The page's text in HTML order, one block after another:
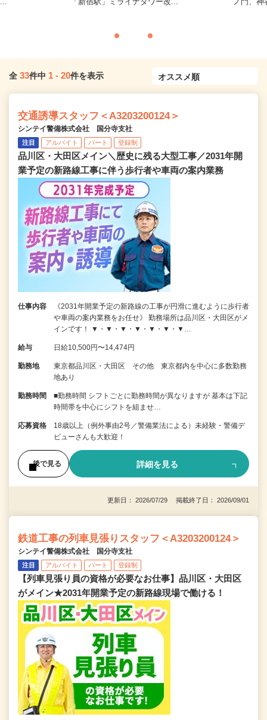
全 33件中 1 - 20件を表示
交通誘導スタッフ＜A3203200124＞
シンテイ警備株式会社 国分寺支社
注目 アルバイト パート 登録制
品川区・大田区メイン＼歴史に残る大型工事／2031年開
業予定の新路線工事に伴う歩行者や車両の案内業務
仕事内容
《2031年開業予定の新路線の工事が円滑に進むように歩行者
や車両の案内業務をお任せ》 勤務場所は品川区・大田区がメ
インです！ ▼・▼・▼・▼・▼・▼・▼…
給与 日給10,500円〜14,474円
勤務地
東京都品川区・大田区 その他 東京都内を中心に多数勤務
地あり
勤務時間
■勤務時間 シフトごとに勤務時間が異なりますが 基本は下記
時間帯を中心にシフトを組ませ…
応募資格
18歳以上（例外事由2号／警備業法による）未経験・警備デ
ビューさんも大歓迎！
後で見る 詳細を見る
更新日： 2026/07/29 掲載終了日： 2026/09/01
鉄道工事の列車見張りスタッフ＜A3203200124＞
シンテイ警備株式会社 国分寺支社
注目 アルバイト パート 登録制
【列車見張り員の資格が必要なお仕事】品川区・大田区
がメイン★2031年開業予定の新路線現場で働ける！